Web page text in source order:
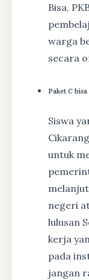
Bisa,
warga
secara
Paket C
Siswa
untuk
negeri
lulusan
kerja
pada
jangan